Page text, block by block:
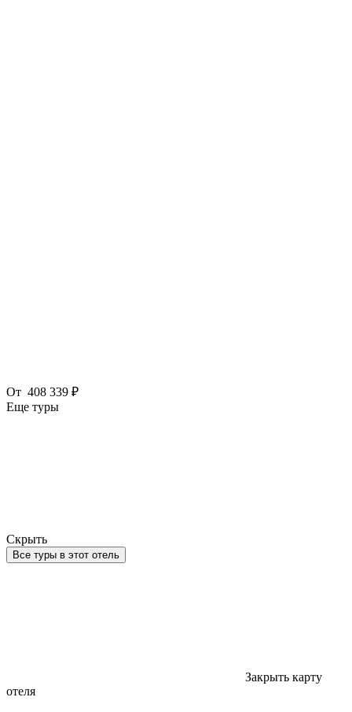
От 408 339 ₽
Еще туры
Скрыть
Все туры в этот отель
Закрыть карту
отеля